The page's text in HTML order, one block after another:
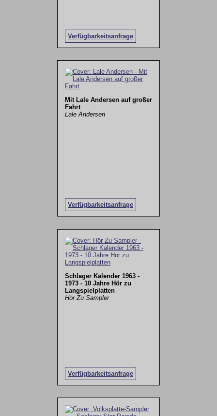
Verfügbarkeitsanfrage
Mit Lale Andersen auf großer
Fahrt
Lale Andersen
Verfügbarkeitsanfrage
Schlager Kalender 1963 -
1973 - 10 Jahre Hör zu
Langspielplatten
Hör Zu Sampler
Verfügbarkeitsanfrage